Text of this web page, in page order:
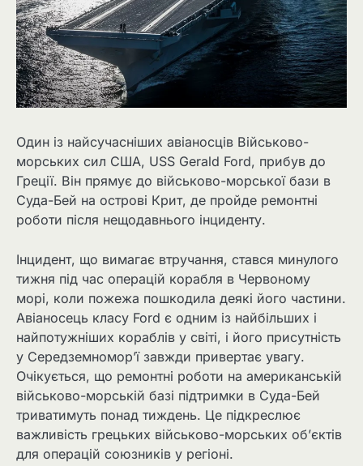
Один із найсучасніших авіаносців Військово-
морських сил США, USS Gerald Ford, прибув до
Греції. Він прямує до військово-морської бази в
Суда-Бей на острові Крит, де пройде ремонтні
роботи після нещодавнього інциденту.
Інцидент, що вимагає втручання, стався минулого
тижня під час операцій корабля в Червоному
морі, коли пожежа пошкодила деякі його частини.
Авіаносець класу Ford є одним із найбільших і
найпотужніших кораблів у світі, і його присутність
у Середземномор’ї завжди привертає увагу.
Очікується, що ремонтні роботи на американській
військово-морській базі підтримки в Суда-Бей
триватимуть понад тиждень. Це підкреслює
важливість грецьких військово-морських об’єктів
для операцій союзників у регіоні.